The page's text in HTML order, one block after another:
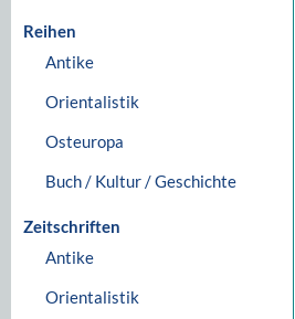
Reihen
Antike
Orientalistik
Osteuropa
Buch / Kultur / Geschichte
Zeitschriften
Antike
Orientalistik